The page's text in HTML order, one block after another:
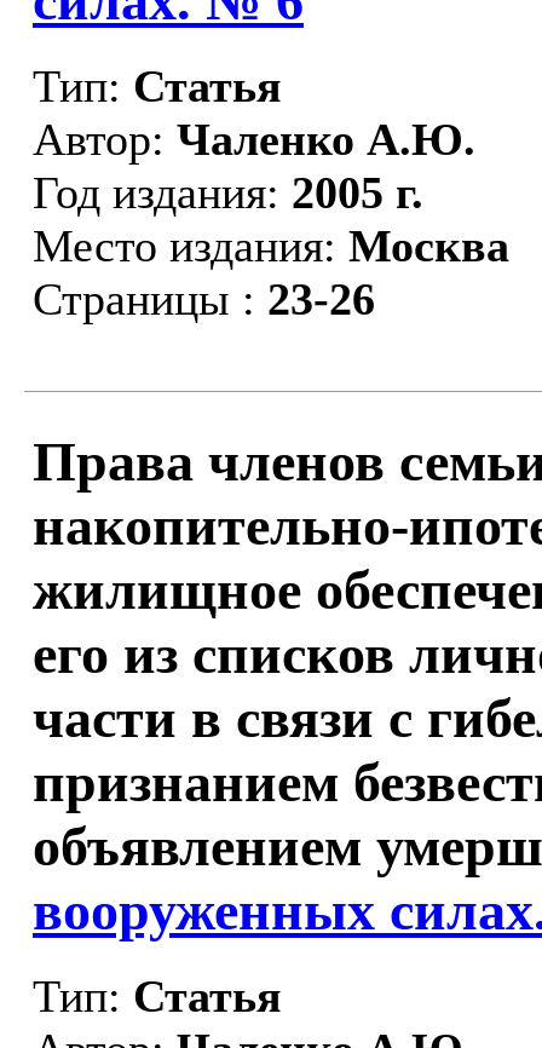
Тип: Статья
Автор: Чаленко А.Ю.
Год издания: 2005 г.
Место издания: Москва
Страницы : 23-26
Права членов
накопительно-
жилищное
его из списков
части в связи с
признанием
объявлением
вооруженных
Тип: Статья